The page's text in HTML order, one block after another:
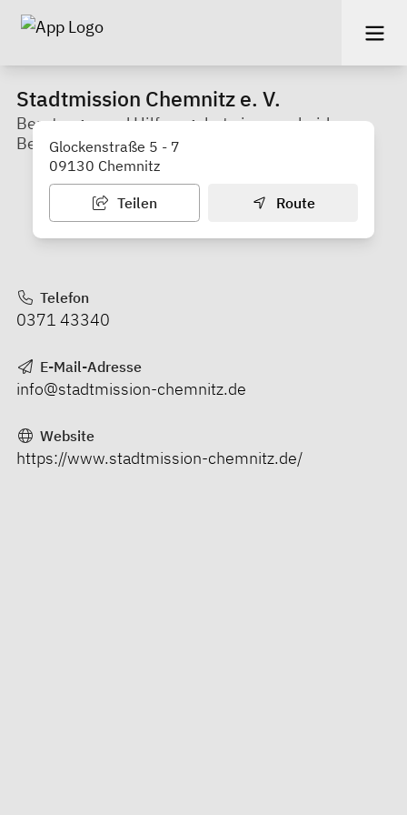
Stadtmission Chemnitz e. V.
Beratungs- und Hilfsangebote in verscheidenen
Bereichen
Glockenstraße 5 - 7
09130 Chemnitz
Teilen Route
Telefon
0371 43340
E-Mail-Adresse
info@stadtmission-chemnitz.de
Website
https://www.stadtmission-chemnitz.de/